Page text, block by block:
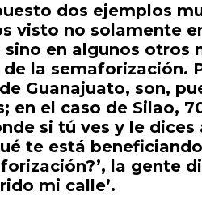
dos ejemplos
visto no solamente
sino en algunos otros
la semaforización.
Guanajuato, son,
en el caso de Silao,
si tú ves y le dices
te está
la gente
mi calle’.